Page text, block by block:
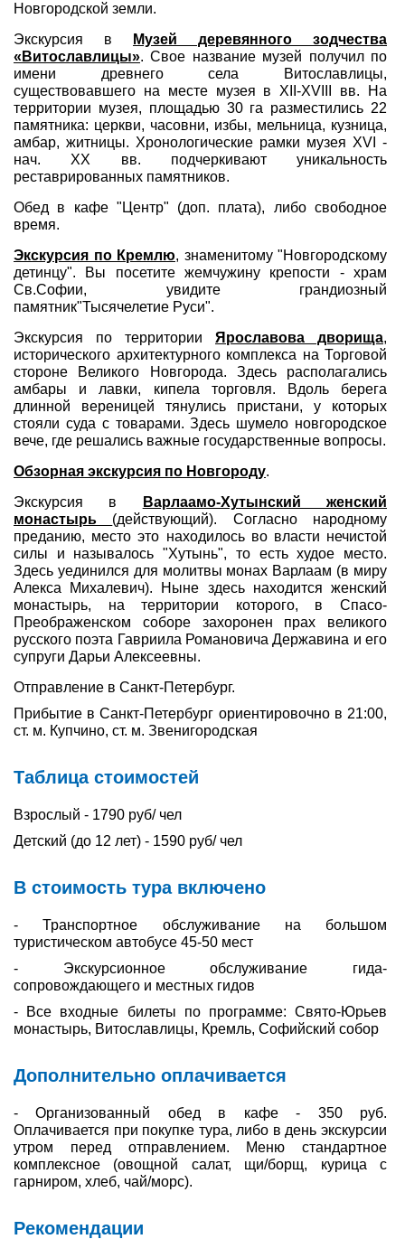
Новгородской земли.
Экскурсия в
Музей деревянного зодчества
«Витославлицы». Свое название музей получил по
имени древнего села Витославлицы,
существовавшего на месте музея в XII-XVIII вв. На
территории музея, площадью 30 га разместились 22
памятника: церкви, часовни, избы, мельница, кузница,
амбар, житницы. Хронологические рамки музея XVI -
нач. XX вв. подчеркивают уникальность
реставрированных памятников.
Обед в кафе "Центр" (доп. плата), либо свободное
время.
Экскурсия по Кремлю, знаменитому "Новгородскому
детинцу". Вы посетите жемчужину крепости - храм
Св.Софии, увидите грандиозный
памятник"Тысячелетие Руси".
Экскурсия по территории Ярославова дворища,
исторического архитектурного комплекса на Торговой
стороне Великого Новгорода. Здесь располагались
амбары и лавки, кипела торговля. Вдоль берега
длинной вереницей тянулись пристани, у которых
стояли суда с товарами. Здесь шумело новгородское
вече, где решались важные государственные вопросы.
Обзорная экскурсия по Новгороду.
Экскурсия в
Варлаамо-Хутынский женский
монастырь (действующий). Согласно народному
преданию, место это находилось во власти нечистой
силы и называлось "Хутынь", то есть худое место.
Здесь уединился для молитвы монах Варлаам (в миру
Алекса Михалевич). Ныне здесь находится женский
монастырь, на территории которого, в Спасо-
Преображенском соборе захоронен прах великого
русского поэта Гавриила Романовича Державина и его
супруги Дарьи Алексеевны.
Отправление в Санкт-Петербург.
Прибытие в Санкт-Петербург ориентировочно в 21:00,
ст. м. Купчино, ст. м. Звенигородская
Таблица стоимостей
Взрослый - 1790 руб/ чел
Детский (до 12 лет) - 1590 руб/ чел
В стоимость тура включено
- Транспортное обслуживание на большом
туристическом автобусе 45-50 мест
- Экскурсионное обслуживание гида-
сопровождающего и местных гидов
- Все входные билеты по программе: Свято-Юрьев
монастырь, Витославлицы, Кремль, Софийский собор
Дополнительно оплачивается
- Организованный обед в кафе - 350 руб.
Оплачивается при покупке тура, либо в день экскурсии
утром перед отправлением. Меню стандартное
комплексное (овощной салат, щи/борщ, курица с
гарниром, хлеб, чай/морс).
Рекомендации